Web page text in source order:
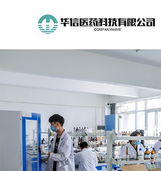
页
司